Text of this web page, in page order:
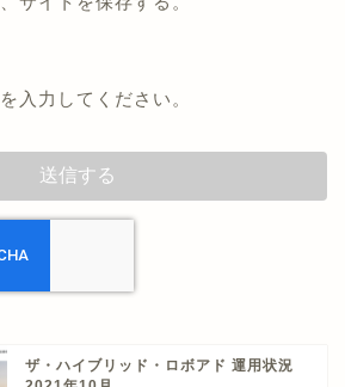
入力してください。
ザ・ハイブリッド・ロボアド 運用状況